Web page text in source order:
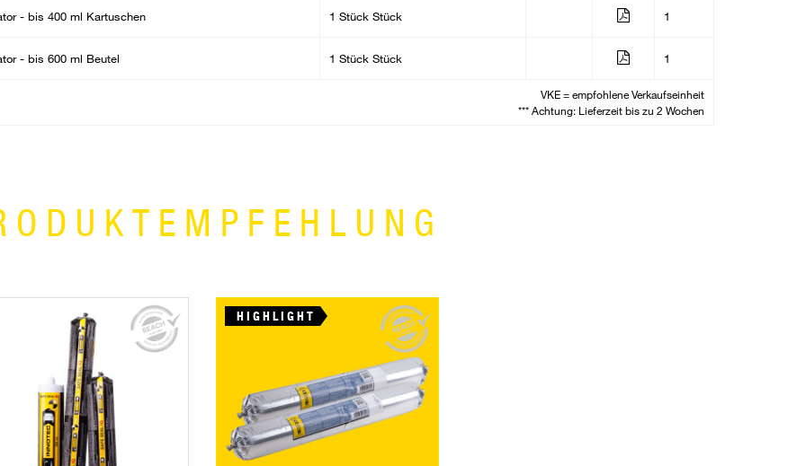
- bis 400 ml Kartuschen 1 Stück Stück 1
- bis 600 ml Beutel 1 Stück Stück 1
VKE = empfohlene Verkaufseinheit
*** Achtung: Lieferzeit bis zu 2 Wochen
HIGHLIGHT